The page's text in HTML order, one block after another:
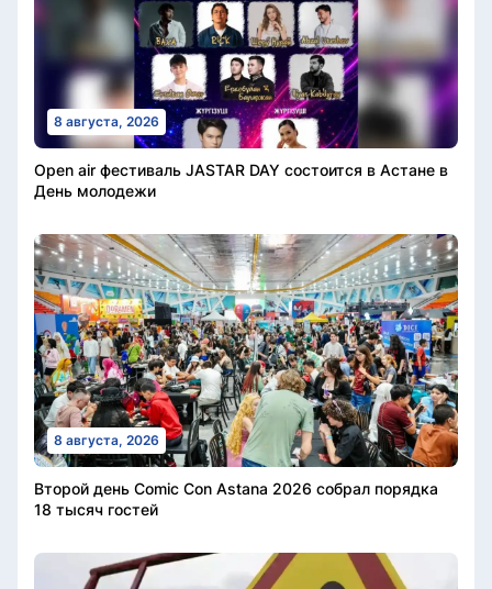
8 августа, 2026
Open air фестиваль JASTAR DAY состоится в Астане в
День молодежи
8 августа, 2026
Второй день Comic Con Astana 2026 собрал порядка
18 тысяч гостей